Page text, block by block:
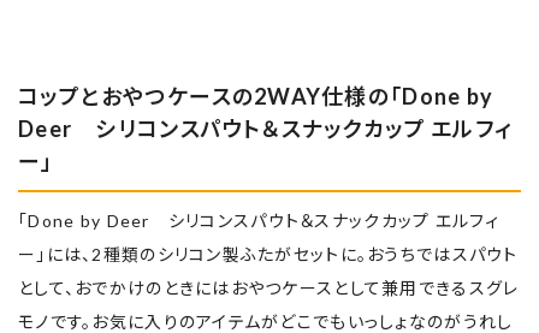
コップとおやつケースの2WAY仕様の「Done by
Deer シリコンスパウト＆スナックカップ エルフィ
ー」
「Done by Deer シリコンスパウト＆スナックカップ エルフィ
ー」には、2種類のシリコン製ふたがセットに。おうちではスパウト
として、おでかけのときにはおやつケースとして兼用できるスグレ
モノです。お気に入りのアイテムがどこでもいっしょなのがうれし